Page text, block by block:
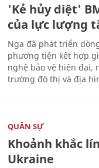
'Kẻ hủy diệt'
của lực lượng
Nga đã phát triển
phương tiện kết hợp
nghệ bảo vệ hiện đại,
trường đô thị và địa
QUÂN SỰ
Khoảnh khắc
Ukraine